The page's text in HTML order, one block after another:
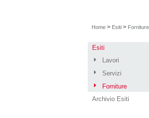
Home > Esiti > Forniture
Esiti
Lavori
Servizi
Forniture
Archivio Esiti